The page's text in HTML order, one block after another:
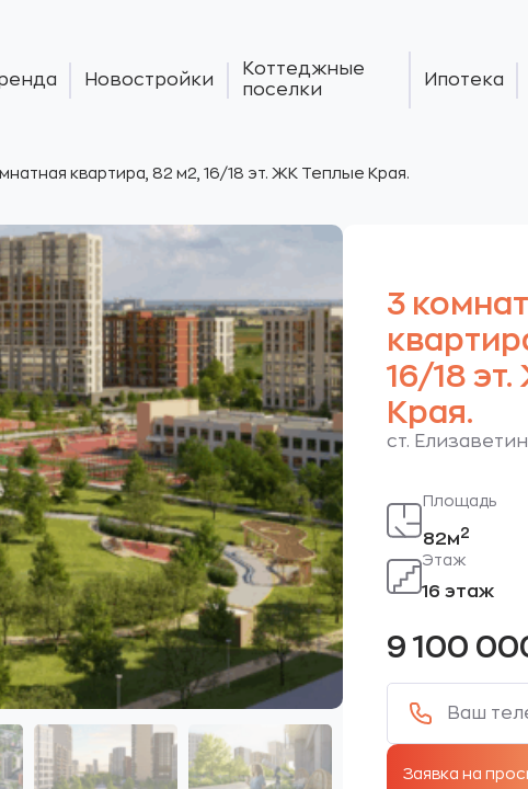
Новостройки
Коттеджные
поселки
Ипотека
квартира, 82 м2, 16/18 эт. ЖК Теплые Края.
3
16/18
Края.
ст.
Площадь
82м2
Этаж
16 этаж
9 100